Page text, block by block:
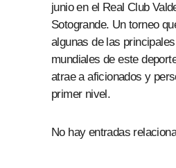
junio en el Real Club
Sotogrande. Un torneo
algunas de las
mundiales de este
atrae a aficionados y
primer nivel.
No hay entradas